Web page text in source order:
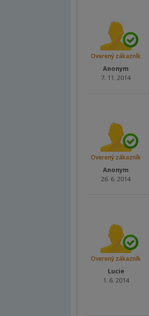
Overený zákazník
Anonym
7. 11. 2014
Overený zákazník
Anonym
26. 6. 2014
Overený zákazník
Lucie
1. 6. 2014